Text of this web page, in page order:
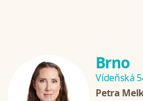
Brno
Vídeňská
Petra